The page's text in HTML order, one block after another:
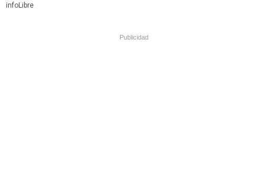
infoLibre
Publicidad